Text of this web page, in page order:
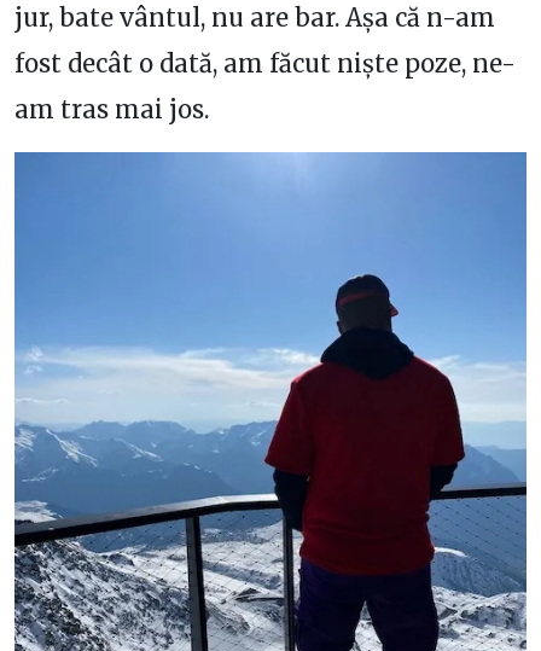
jur, bate vântul, nu are bar. Așa că n-am
fost decât o dată, am făcut niște poze, ne-
am tras mai jos.